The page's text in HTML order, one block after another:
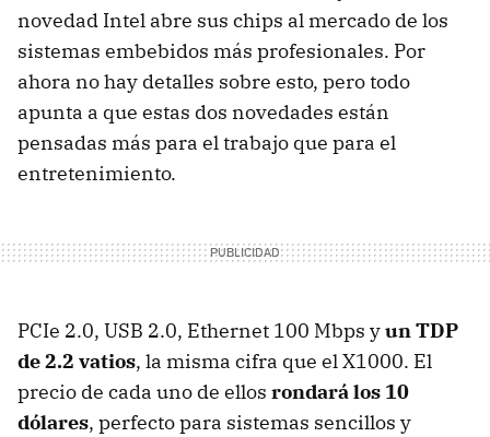
novedad Intel abre sus chips al mercado de los
sistemas embebidos más profesionales. Por
ahora no hay detalles sobre esto, pero todo
apunta a que estas dos novedades están
pensadas más para el trabajo que para el
entretenimiento.
PCIe 2.0, USB 2.0, Ethernet 100 Mbps yun TDP
de 2.2 vatios, la misma cifra que el X1000. El
precio de cada uno de ellos rondará los 10
dólares, perfecto para sistemas sencillos y